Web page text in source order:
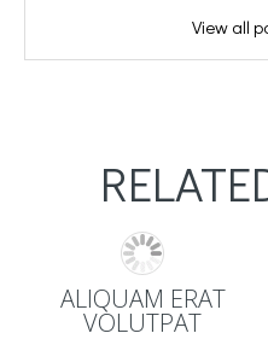
View all
ALIQUAM ERAT
VOLUTPAT